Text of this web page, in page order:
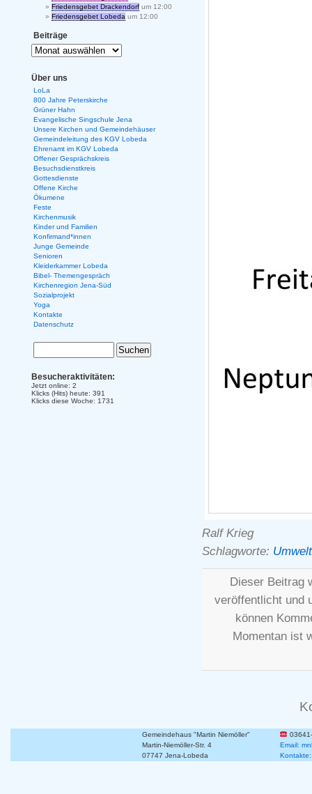
Ralf Krieg
Schlagworte: Umwelt
Dieser Beitrag
veröffentlicht und
können
Momentan ist
Friedensgebet Drackendorf um 12:00
Friedensgebet Lobeda um 12:00
Beiträge
Über uns
LoLa
800 Jahre Peterskirche
Grüner Hahn
Evangelische Singschule Jena
Unsere Kirchen und Gemeindehäuser
Gemeindeleitung des KGV Lobeda
Ehrenamt im KGV Lobeda
Offener Gesprächskreis
Besuchsdienstkreis
Gottesdienste
Offene Kirche
Ökumene
Feste
Kirchenmusik
Kinder und Familien
Konfirmand*innen
Junge Gemeinde
Senioren
Kleiderkammer Lobeda
Bibel- Themengespräch
Kirchenregion Jena-Süd
Sozialprojekt
Yoga
Kontakte
Datenschutz
Besucheraktivitäten:
Jetzt online: 2
Klicks (Hits) heute: 391
Klicks diese Woche: 1731
Gemeindehaus "Martin Niemöller"
Martin-Niemöller-Str. 4
Email:
07747 Jena-Lobeda